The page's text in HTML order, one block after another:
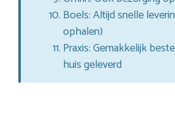
Boels: Altijd snelle
ophalen)
Praxis: Gemakkelijk
huis geleverd